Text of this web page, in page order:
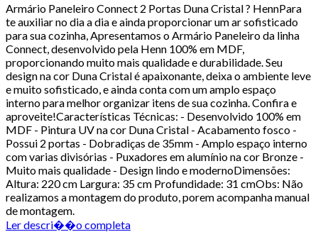
Armário Paneleiro Connect 2 Portas Duna Cristal ? HennPara
te auxiliar no dia a dia e ainda proporcionar um ar sofisticado
para sua cozinha, Apresentamos o Armário Paneleiro da linha
Connect, desenvolvido pela Henn 100% em MDF,
proporcionando muito mais qualidade e durabilidade. Seu
design na cor Duna Cristal é apaixonante, deixa o ambiente leve
e muito sofisticado, e ainda conta com um amplo espaço
interno para melhor organizar itens de sua cozinha. Confira e
aproveite!Características Técnicas: - Desenvolvido 100% em
MDF - Pintura UV na cor Duna Cristal - Acabamento fosco -
Possui 2 portas - Dobradiças de 35mm - Amplo espaço interno
com varias divisórias - Puxadores em alumínio na cor Bronze -
Muito mais qualidade - Design lindo e modernoDimensões:
Altura: 220 cm Largura: 35 cm Profundidade: 31 cmObs: Não
realizamos a montagem do produto, porem acompanha manual
de montagem.
Ler descri��o completa